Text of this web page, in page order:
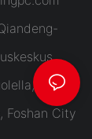
Foshan City